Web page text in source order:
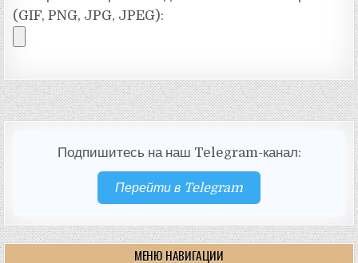
(GIF, PNG, JPG, JPEG):
Подпишитесь на наш Telegram-канал:
Перейти в Telegram
МЕНЮ НАВИГАЦИИ